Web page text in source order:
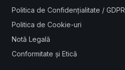
Politica de Confidențialitate / GDPR
Politica de Cookie-uri
Notă Legală
Conformitate și Etică